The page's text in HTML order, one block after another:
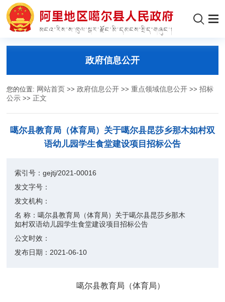
政府信息公开
您的位置: 网站首页 >>政府信息公开 >>重点领域信息公开 >>招标
公示 >> 正文
噶尔县教育局（体育局）关于噶尔县昆莎乡那木如村双
语幼儿园学生食堂建设项目招标公告
索引号：gejtj/2021-00016
发文字号：
发文机构：
名 称：噶尔县教育局（体育局）关于噶尔县昆莎乡那木
如村双语幼儿园学生食堂建设项目招标公告
公文时效：
发布日期： 2021-06-10
噶尔县教育局（体育局）